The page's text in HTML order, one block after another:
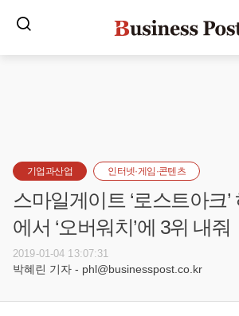
기업과산업 인터넷·게임·콘텐츠
스마일게이트 ‘로스트아크
에서 ‘오버워치’에 3위 내줘
2019-01-04 13:07:31
박혜린 기자 - phl@businesspost.co.kr